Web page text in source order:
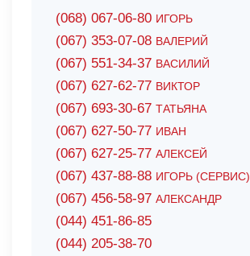
(068) 067-06-80 ИГОРЬ
(067) 353-07-08 ВАЛЕРИЙ
(067) 551-34-37 ВАСИЛИЙ
(067) 627-62-77 ВИКТОР
(067) 693-30-67 ТАТЬЯНА
(067) 627-50-77 ИВАН
(067) 627-25-77 АЛЕКСЕЙ
(067) 437-88-88 ИГОРЬ (СЕРВИС)
(067) 456-58-97 АЛЕКСАНДР
(044) 451-86-85
(044) 205-38-70